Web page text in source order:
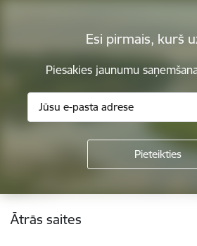
Esi pirmais, kurš
Piesakies jaunumu
Kājene
Ātrās saites